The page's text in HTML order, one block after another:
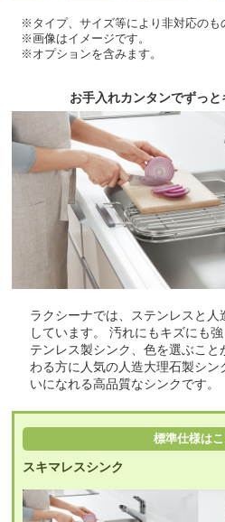
※タイプ、サイズ等により非対応のも
※画像はイメージです。
※オプションを含みます。
お手入れカンタンでずっ
ラクシーナでは、ステンレスと
しています。 汚れにもキズにも
テンレス製シンク、色を選ぶこ
わる方に人気の人造大理石製シ
いになれる高品質なシンクです。
標準仕様は
スキマレスシンク